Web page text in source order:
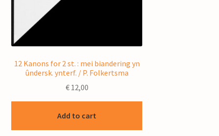
12 Kanons for 2 st. : mei biandering yn
ûndersk. ynterf. / P. Folkertsma
€12,00
Add to cart